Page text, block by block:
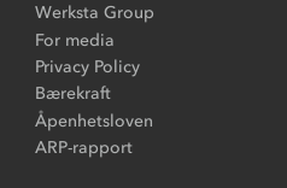
Werksta Group
For media
Privacy Policy
Bærekraft
Åpenhetsloven
ARP-rapport